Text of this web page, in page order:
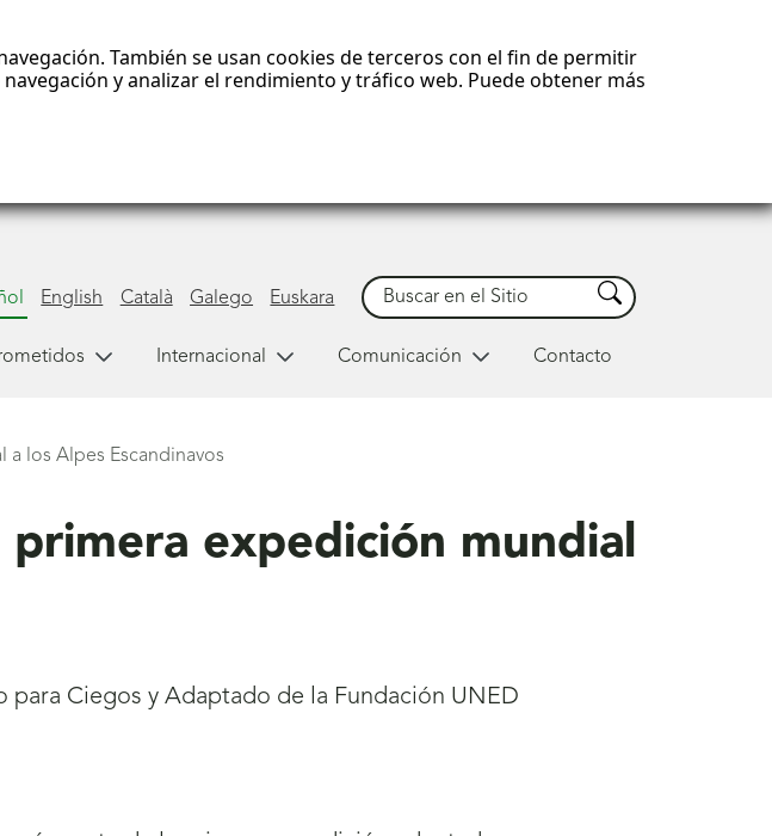
También se usan cookies de terceros con el fin de permitir
y analizar el rendimiento y tráfico web. Puede obtener más
English Català Galego Euskara
Buscar Buscar
Internacional Comunicación Contacto
los Alpes Escandinavos
expedición mundial
Ciegos y Adaptado de la Fundación UNED